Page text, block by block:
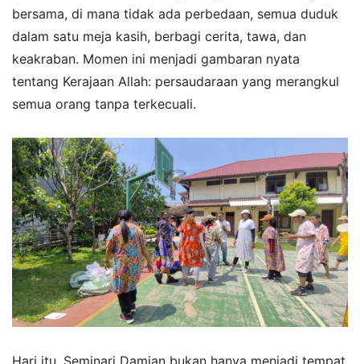
bersama, di mana tidak ada perbedaan, semua duduk
dalam satu meja kasih, berbagi cerita, tawa, dan
keakraban. Momen ini menjadi gambaran nyata
tentang Kerajaan Allah: persaudaraan yang merangkul
semua orang tanpa terkecuali.